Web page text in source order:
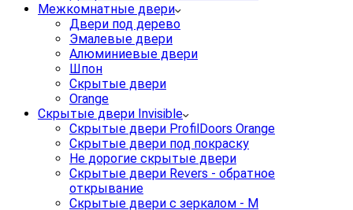
Межкомнатные двери
Двери под дерево
Эмалевые двери
Алюминиевые двери
Шпон
Скрытые двери
Orange
Скрытые двери Invisible
Скрытые двери ProfilDoors Orange
Скрытые двери под покраску
Не дорогие скрытые двери
Скрытые двери Revers - обратное
открывание
Скрытые двери с зеркалом - M